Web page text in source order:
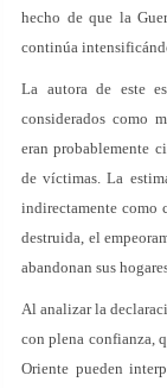
hecho de que la
continúa
La autora de este
considerados como
eran probablemente
de víctimas. La
indirectamente como
destruida, el
abandonan sus
Al analizar la
con plena confianza,
Oriente pueden